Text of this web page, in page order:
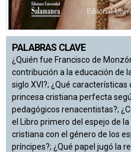
PALABRAS CLAVE
¿Quién fue Francisco de
contribución a la educación de
siglo XVI?; ¿Qué características
princesa cristiana perfecta
pedagógicos renacentistas?;
el Libro primero del espejo de
cristiana con el género de los
príncipes?; ¿Qué papel jugó la